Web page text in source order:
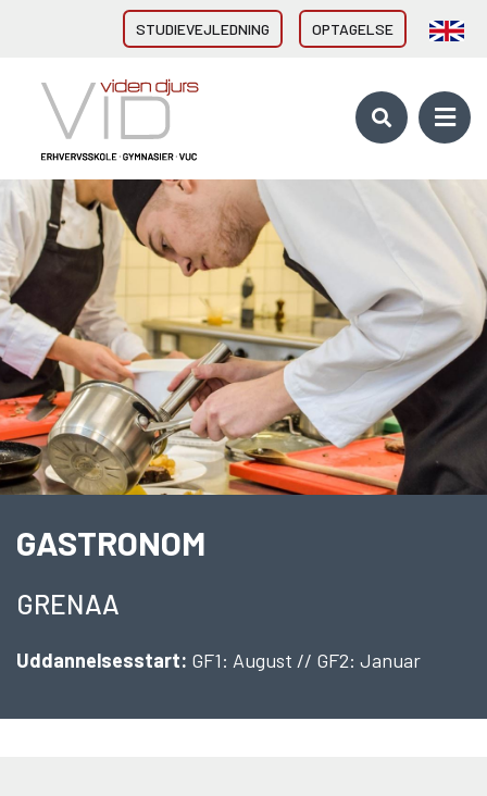
STUDIEVEJLEDNING OPTAGELSE
HHX Grenaa
HHX Rønde
HTX Grenaa
HF-enkeltfag - Grenaa, Hornslet
Brobygning/introforløb
VID ERHVERVSUDDANNELSER
Direkte fra 9/10. klasse
Erhvervsuddannelser (EUD, EUX)
Brobygning/introforløb
10. KLASSE
10KCD og EUD10
COLLEGE TILBUD
Game College
GASTRONOM
GRENAA
Uddannelsesstart: GF1: August // GF2: Januar